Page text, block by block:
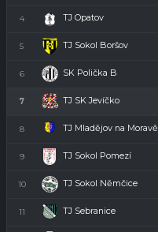
4 TJ Opatov
5 TJ Sokol Boršov
6 SK Polička B
7 TJ SK Jevíčko
8 TJ Mladějov na Moravě
9 TJ Sokol Pomezí
10 TJ Sokol Němčice
11 TJ Sebranice